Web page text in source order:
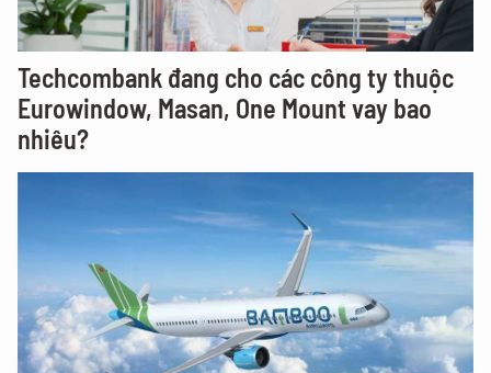
Techcombank đang cho các công ty thuộc
Eurowindow, Masan, One Mount vay bao
nhiêu?